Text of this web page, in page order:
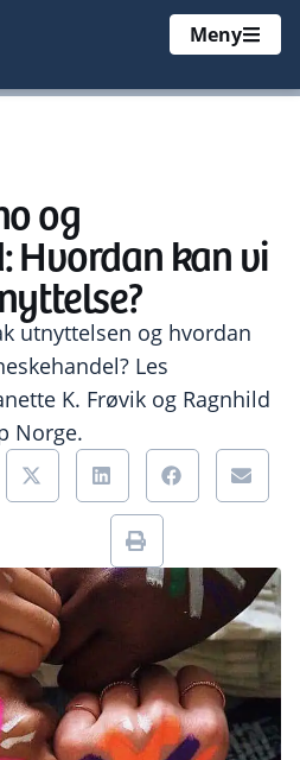
Meny
og
Hvordan kan vi
utnyttelsen og hvordan
Les
K. Frøvik og Ragnhild
Norge.